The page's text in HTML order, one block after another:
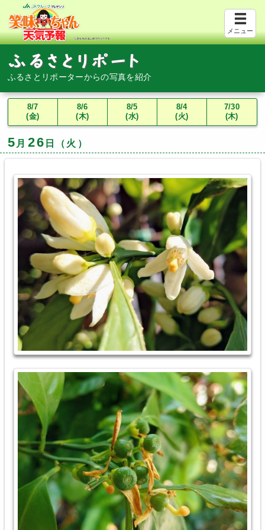
メニュー
ふるさとリポーターからの写真を紹介
8/7
(金)
8/6
(木)
8/5
(水)
8/4
(火)
7/30
(木)
5 月 26 日（火）